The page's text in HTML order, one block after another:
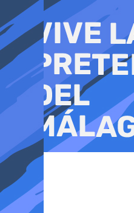
al
contenido